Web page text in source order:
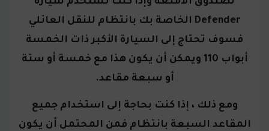
Defender الخاصة بك بانتظام للنقل العائلي
فسوف تحتاج إلى السيارة الأكبر ذات الخمسة
أبواب 110 ويمكن أن يكون هذا مع خمسة أو ستة
أو سبعة مقاعد.
ومع ذلك ، إذا كنت بحاجة إلى استخدام جميع
المقاعد السبعة بانتظام فمن المحتمل أن يكون